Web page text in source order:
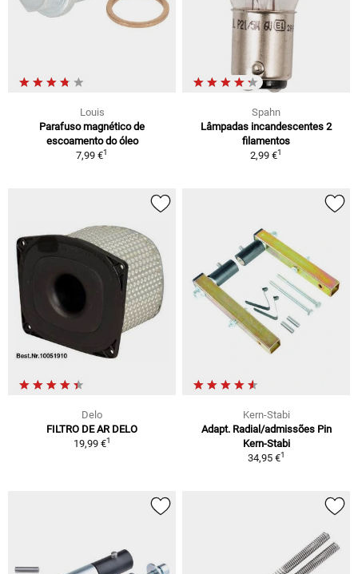
Louis
Parafuso magnético de
escoamento do óleo
7,99 €1
Spahn
Lâmpadas incandescentes 2
filamentos
2,99 €1
Delo
FILTRO DE AR DELO
19,99 €1
Kern-Stabi
Adapt. Radial/admissões Pin
Kern-Stabi
34,95 €1